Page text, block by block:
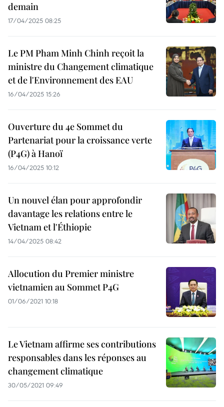
demain
17/04/2025 08:25
Le PM Pham Minh Chinh reçoit la
ministre du Changement climatique
et de l'Environnement des EAU
16/04/2025 15:26
Ouverture du 4e Sommet du
Partenariat pour la croissance verte
(P4G) à Hanoï
16/04/2025 10:12
Un nouvel élan pour approfondir
davantage les relations entre le
Vietnam et l'Éthiopie
14/04/2025 08:42
Allocution du Premier ministre
vietnamien au Sommet P4G
01/06/2021 10:18
Le Vietnam affirme ses contributions
responsables dans les réponses au
changement climatique
30/05/2021 09:49